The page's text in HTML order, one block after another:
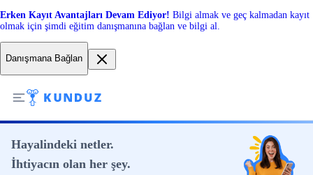
Erken Kayıt Avantajları Devam Ediyor! Bilgi almak ve geç kalmadan kayıt
olmak için şimdi eğitim danışmanına bağlan ve bilgi al.
Danışmana Bağlan
Hayalindeki netler.
İhtiyacın olan her şey.